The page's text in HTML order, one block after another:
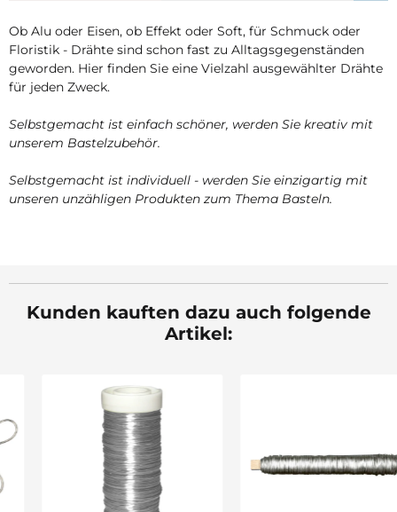
Ob Alu oder Eisen, ob Effekt oder Soft, für Schmuck oder
Floristik - Drähte sind schon fast zu Alltagsgegenständen
geworden. Hier finden Sie eine Vielzahl ausgewählter Drähte
für jeden Zweck.
Selbstgemacht ist einfach schöner, werden Sie kreativ mit
unserem Bastelzubehör.
Selbstgemacht ist individuell - werden Sie einzigartig mit
unseren unzähligen Produkten zum Thema Basteln.
Kunden kauften dazu auch folgende
Artikel: